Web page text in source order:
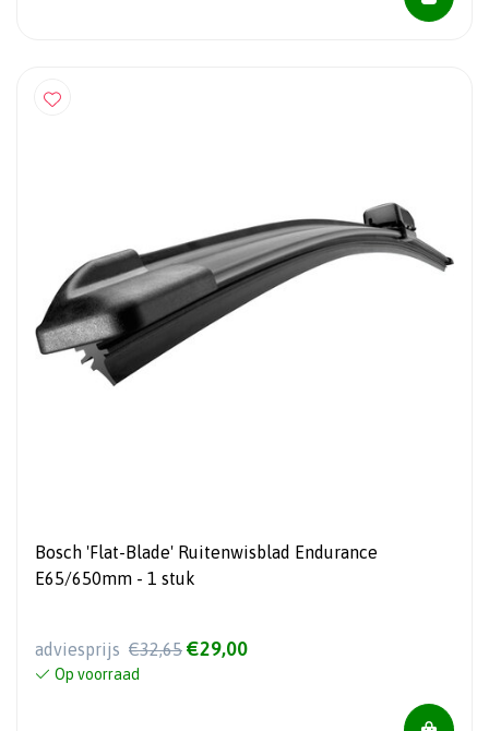
Bosch 'Flat-Blade' Ruitenwisblad Endurance
E65/650mm - 1 stuk
adviesprijs €32,65 €29,00
Op voorraad